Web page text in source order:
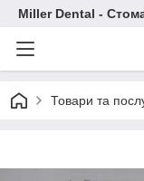
Miller Dental -
Товари та